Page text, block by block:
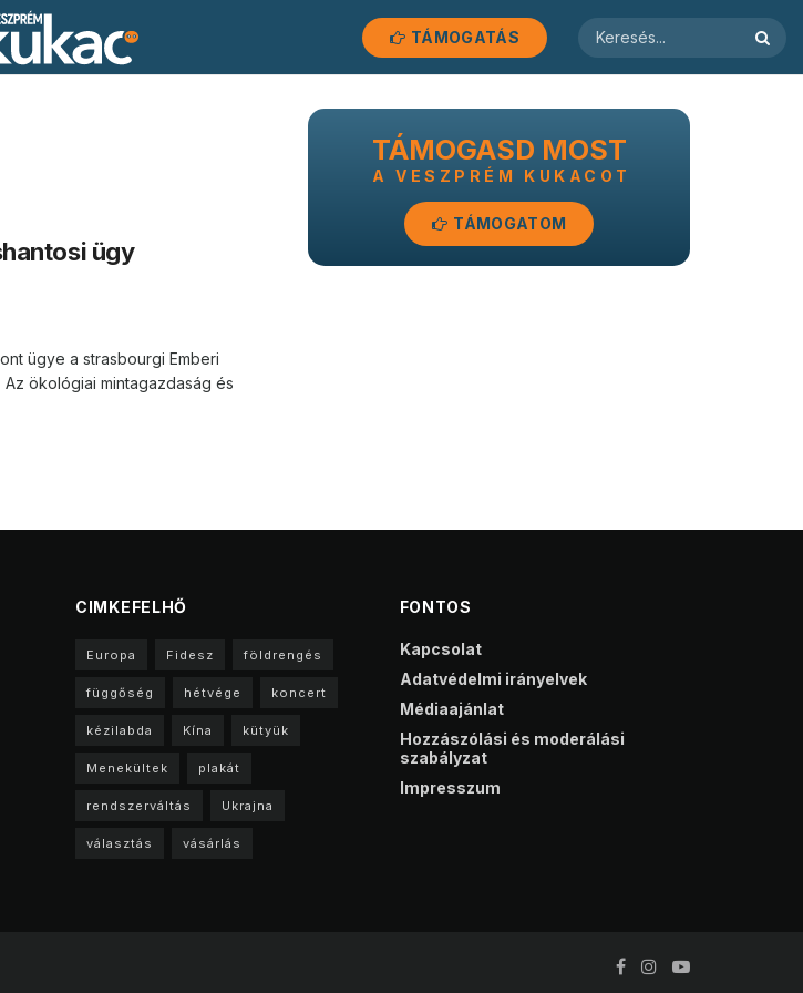
TÁMOGATÁS
ügy
ügye a strasbourgi Emberi
ökológiai mintagazdaság és
TÁMOGASD MOST
A VESZPRÉM KUKACOT
TÁMOGATOM
CIMKEFELHŐ
Europa Fidesz földrengés
függőség hétvége koncert
kézilabda Kína kütyük
Menekültek plakát
rendszerváltás Ukrajna
választás vásárlás
FONTOS
Kapcsolat
Adatvédelmi irányelvek
Médiaajánlat
Hozzászólási és moderálási
szabályzat
Impresszum